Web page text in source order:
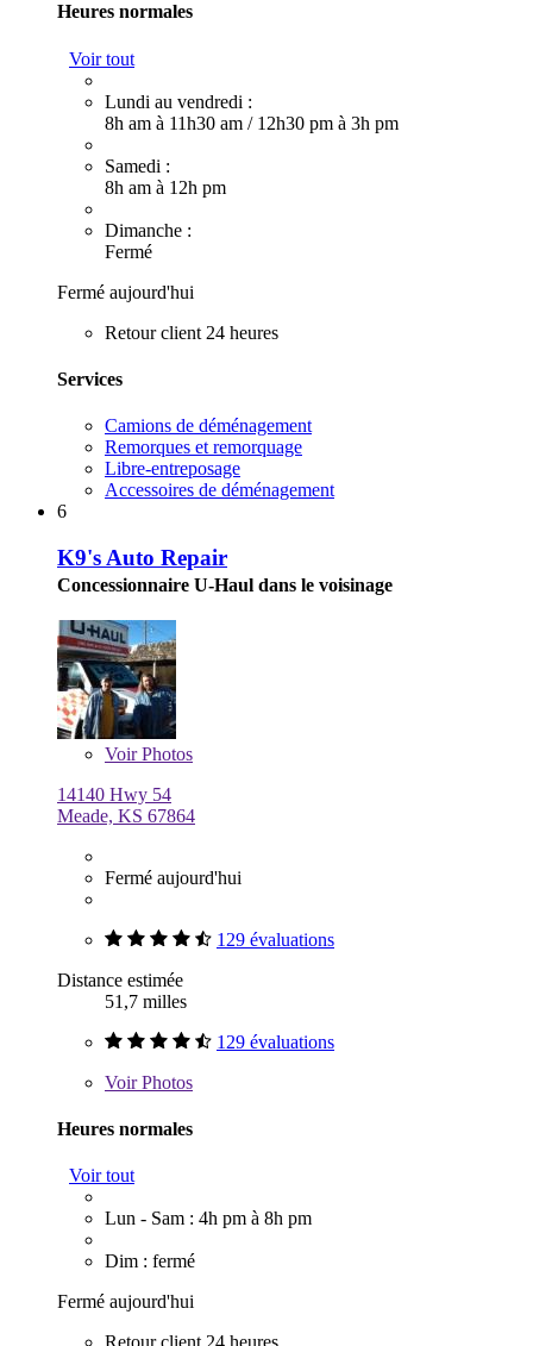
Heures normales
Voir tout
Lundi au vendredi :
8h am à 11h30 am / 12h30 pm à 3h pm
Samedi :
8h am à 12h pm
Dimanche :
Fermé
Fermé aujourd'hui
Retour client 24 heures
Services
Camions de déménagement
Remorques et remorquage
Libre-entreposage
Accessoires de déménagement
6
K9's Auto Repair
Concessionnaire U-Haul dans le voisinage
VoirPhotos
14140 Hwy 54
Meade, KS 67864
Fermé aujourd'hui
129 évaluations
Distance estimée
51,7 milles
129 évaluations
VoirPhotos
Heures normales
Voir tout
Lun - Sam : 4h pm à 8h pm
Dim : fermé
Fermé aujourd'hui
Retour client 24 heures